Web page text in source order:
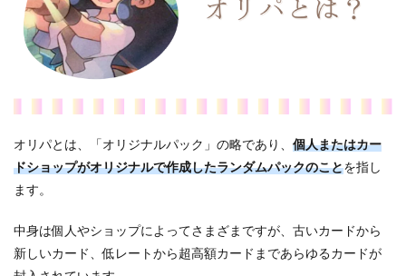
オリパとは、「オリジナルパック」の略であり、 個人またはカー
ドショップがオリジナルで作成したランダムパックのことを指し
ます。
中身は個人やショップによってさまざまですが、古いカードから
新しいカード、低レートから超高額カードまであらゆるカードが